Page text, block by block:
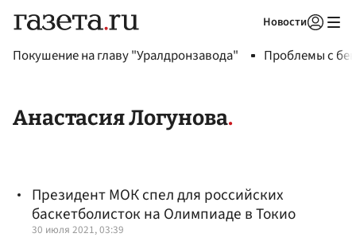
Новости
Покушение на главу "Уралдронзавода" Проблемы с
Анастасия Логунова
Президент МОК спел для российских
баскетболисток на Олимпиаде в Токио
30 июля 2021, 03:39